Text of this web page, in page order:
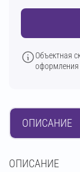
Объектная
оформления
ОПИСАНИЕ
OПИСАНИЕ